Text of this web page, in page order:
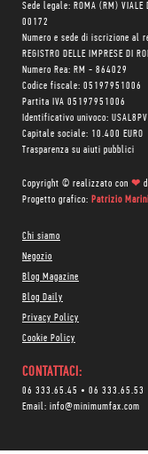
Sede legale: ROMA (RM) VIALE
00172
Numero e sede di iscrizione
REGISTRO DELLE IMPRESE DI
Numero Rea: RM - 864029
Codice fiscale: 05197951006
Partita IVA 05197951006
Identificativo univoco: USAL8PV
Capitale sociale: 10.400 EURO
Trasparenza su aiuti pubblici
Copyright © realizzato con ❤
Progetto grafico: Patrizio Marini
Chi siamo
Negozio
Blog Magazine
Blog Daily
Privacy Policy
Cookie Policy
CONTATTACI:
06 333.65.45 • 06 333.65.53
Email: info@minimumfax.com